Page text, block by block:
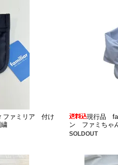
ファミリア 付け
現行品
ン ファミちゃ
SOLDOUT